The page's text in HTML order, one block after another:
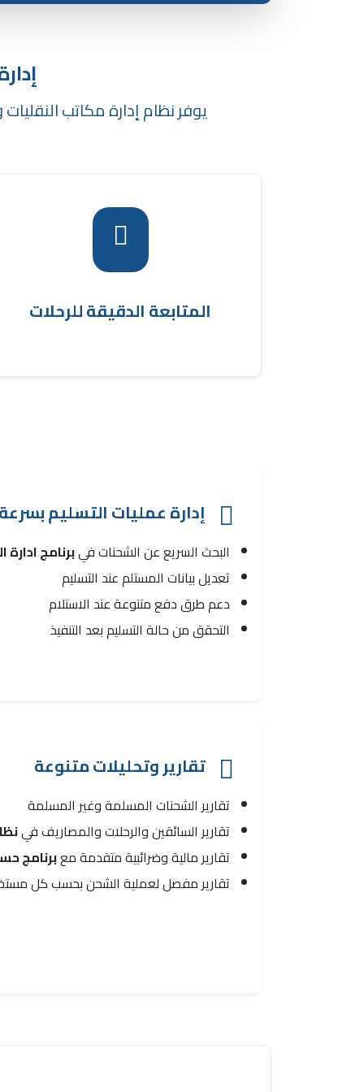
يوفر نظام إدارة مكاتب
المتابعة الدقيقة للرحلات
إذ يتيح للمختصين متابعة حالات الرحلات الصادرة
لحظة بلحظة عبرنظام إدارة أسطول النقل
الوقت.
إدارة عمليات التسليم
البحث السريع عن الشحنات فيبرنامج ادارة
تعديل بيانات المستلم عند التسليم
دعم طرق دفع متنوعة عند الاستلام
التحقق من حالة التسليم بعد التنفيذ
تقارير وتحليلات متنوعة
تقارير الشحنات المسلمة وغير المسلمة
تقارير السائقين والرحلات والمصاريف في
تقارير مالية وضرائبية متقدمة معبرنامج
تقارير مفصل لعملية الشحن بحسب كل